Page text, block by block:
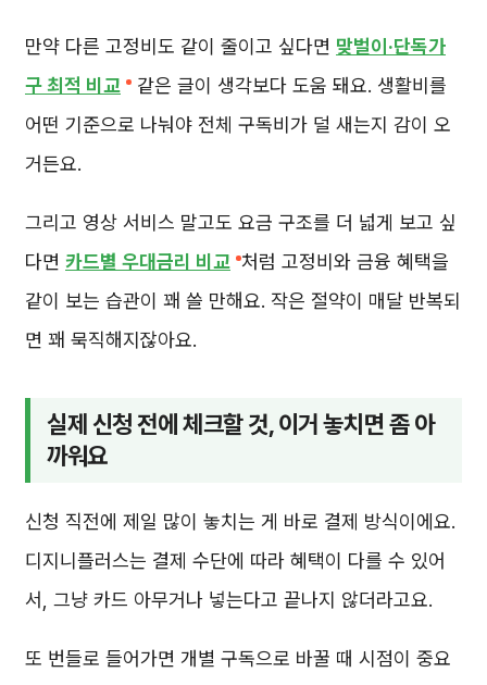
만약 다른 고정비도 같이 줄이고 싶다면 맞벌이·단독가
구 최적 비교
같은 글이 생각보다 도움 돼요. 생활비를
어떤 기준으로 나눠야 전체 구독비가 덜 새는지 감이 오
거든요.
그리고 영상 서비스 말고도 요금 구조를 더 넓게 보고 싶
다면 카드별 우대금리 비교 처럼 고정비와 금융 혜택을
같이 보는 습관이 꽤 쓸 만해요. 작은 절약이 매달 반복되
면 꽤 묵직해지잖아요.
실제 신청 전에 체크할 것, 이거 놓치면 좀 아
까워요
신청 직전에 제일 많이 놓치는 게 바로 결제 방식이에요.
디지니플러스는 결제 수단에 따라 혜택이 다를 수 있어
서, 그냥 카드 아무거나 넣는다고 끝나지 않더라고요.
또 번들로 들어가면 개별 구독으로 바꿀 때 시점이 중요